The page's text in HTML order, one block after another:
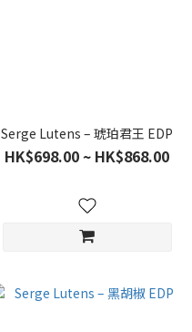
Serge Lutens – 琥珀君王 EDP
HK$698.00 ~ HK$868.00